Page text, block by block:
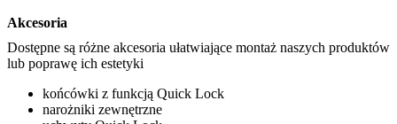
Akcesoria
Dostępne są różne akcesoria ułatwiające montaż naszych produktów
lub poprawę ich estetyki
końcówki z funkcją Quick Lock
narożniki zewnętrzne